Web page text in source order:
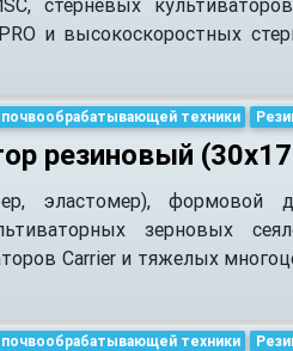
и высокоскоростных
почвообрабатывающей техники
резиновый
эластомер), формовой
зерновых
Carrier и тяжелых
почвообрабатывающей техники